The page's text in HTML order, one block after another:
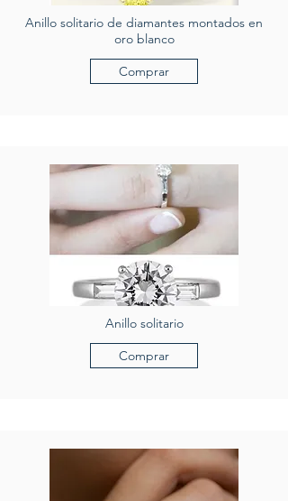
Anillo solitario de diamantes montados en
oro blanco
Comprar
Anillo solitario
Comprar